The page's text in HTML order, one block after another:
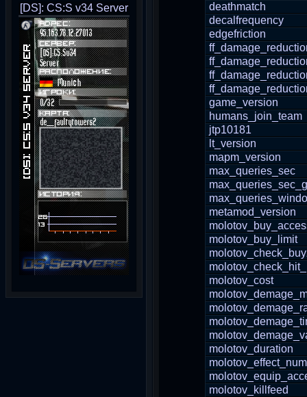
[DS]: CS:S v34 Server
deathmatch
decalfrequency
edgefriction
game_version
humans_join_team
jtp10181
lt_version
mapm_version
max_queries_sec
metamod_version
molotov_buy_limit
molotov_cost
molotov_duration
molotov_effect_num
molotov_killfeed